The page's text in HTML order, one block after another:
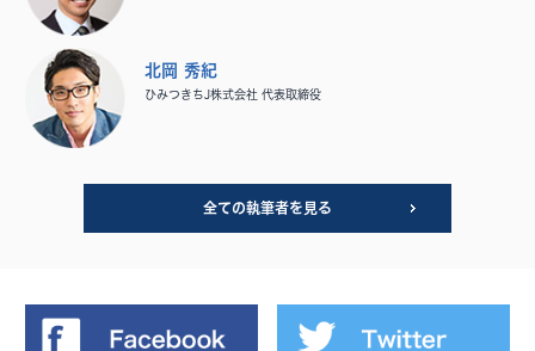
北岡 秀紀
ひみつきちJ株式会社 代表取締役
全ての執筆者を見る